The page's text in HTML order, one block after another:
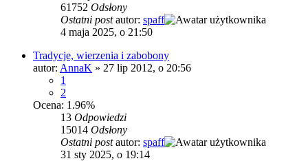
61752 Odsłony
Ostatni postautor: spaff
4 maja 2025, o 21:50
Tradycje, wierzenia i zabobony
autor: AnnaK » 27 lip 2012, o 20:56
1
2
Ocena: 1.96%
13 Odpowiedzi
15014 Odsłony
Ostatni postautor: spaff
31 sty 2025, o 19:14